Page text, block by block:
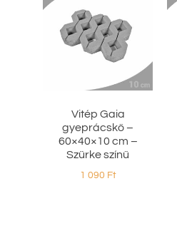
Vitép Gaia
gyeprácskő –
60×40×10 cm –
Szürke színű
1 090 Ft